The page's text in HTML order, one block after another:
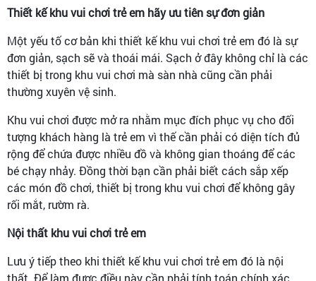
Thiết kế khu vui chơi trẻ em hãy ưu tiên sự đơn giản
Một yếu tố cơ bản khi thiết kế khu vui chơi trẻ em đó là sự
đơn giản, sạch sẽ và thoái mái. Sạch ở đây không chỉ là các
thiết bị trong khu vui chơi mà sàn nhà cũng cần phải
thường xuyên vệ sinh.
Khu vui chơi được mở ra nhằm mục đích phục vụ cho đối
tượng khách hàng là trẻ em vì thế cần phải có diện tích đủ
rộng để chứa được nhiều đồ và không gian thoáng để các
bé chạy nhảy. Đồng thời bạn cần phải biết cách sắp xếp
các món đồ chơi, thiết bị trong khu vui chơi để không gây
rối mắt, rườm rà.
Nội thất khu vui chơi trẻ em
Lưu ý tiếp theo khi thiết kế khu vui chơi trẻ em đó là nội
thất. Để làm được điều này cần phải tính toán chính xác